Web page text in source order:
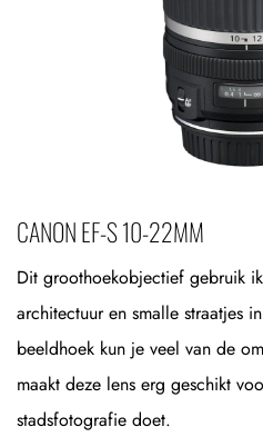
CANON EF-S 10-22MM
Dit groothoekobjectief gebruik
architectuur en smalle straatjes
beeldhoek kun je veel van de
maakt deze lens erg geschikt
stadsfotografie doet.